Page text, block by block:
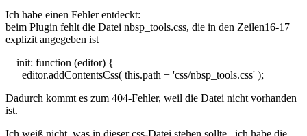
Ich habe einen Fehler entdeckt:
beim Plugin fehlt die Datei nbsp_tools.css, die in den Zeilen16-17
explizit angegeben ist
init: function (editor) {
editor.addContentsCss( this.path + 'css/nbsp_tools.css' );
Dadurch kommt es zum 404-Fehler, weil die Datei nicht vorhanden
ist.